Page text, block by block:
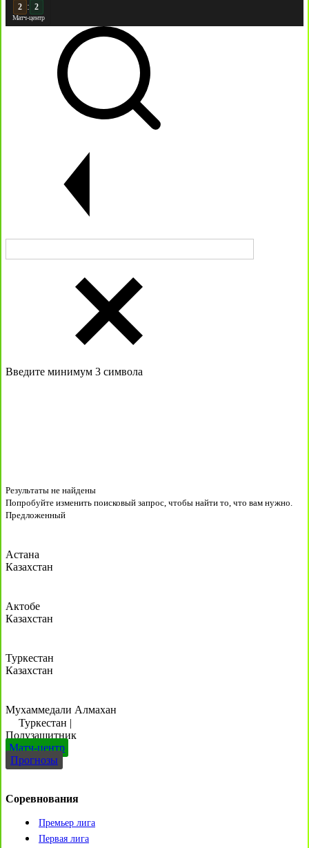
3 :
Матч-центр
Введите минимум 3 символа
Результаты не найдены
Попробуйте изменить поисковый запрос, чтобы найти то, что вам нужно.
Предложенный
Астана
Казахстан
Актобе
Казахстан
Туркестан
Казахстан
Мухаммедали Алмахан
Туркестан |
Полузащитник
Матч-центр
Прогнозы
Соревнования
Премьер лига
Первая лига